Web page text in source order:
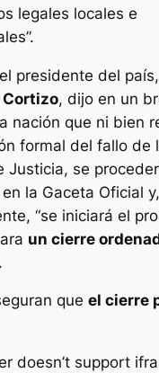
legales locales e
presidente del país,
, dijo en un
nación que ni bien
formal del fallo de
Justicia, se
la Gaceta Oficial y,
“se iniciará el
un cierre
que el cierre
doesn’t support